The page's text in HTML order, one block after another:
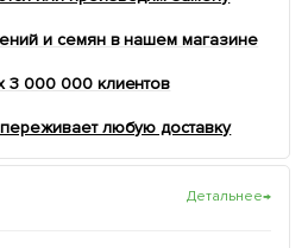
и семян в нашем магазине
3 000 000 клиентов
любую доставку
Детальнее→